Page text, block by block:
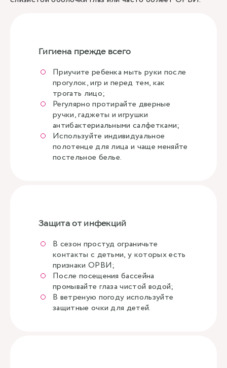
Гигиена прежде всего
Приучите ребенка мыть руки после
прогулок, игр и перед тем, как
трогать лицо;
Регулярно протирайте дверные
ручки, гаджеты и игрушки
антибактериальными салфетками;
Используйте индивидуальное
полотенце для лица и чаще меняйте
постельное белье.
Защита от инфекций
В сезон простуд ограничьте
контакты с детьми, у которых есть
признаки ОРВИ;
После посещения бассейна
промывайте глаза чистой водой;
В ветреную погоду используйте
защитные очки для детей.